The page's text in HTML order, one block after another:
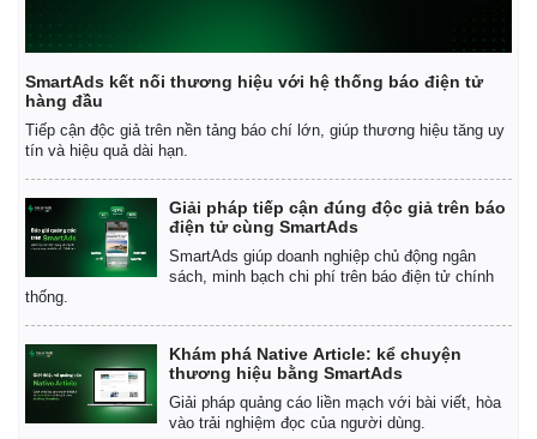
SmartAds kết nối thương hiệu với hệ thống báo điện tử
hàng đầu
Tiếp cận độc giả trên nền tảng báo chí lớn, giúp thương hiệu tăng uy
tín và hiệu quả dài hạn.
Giải pháp tiếp cận đúng độc giả trên báo
điện tử cùng SmartAds
SmartAds giúp doanh nghiệp chủ động ngân
sách, minh bạch chi phí trên báo điện tử chính
thống.
Khám phá Native Article: kể chuyện
thương hiệu bằng SmartAds
Giải pháp quảng cáo liền mạch với bài viết, hòa
vào trải nghiệm đọc của người dùng.